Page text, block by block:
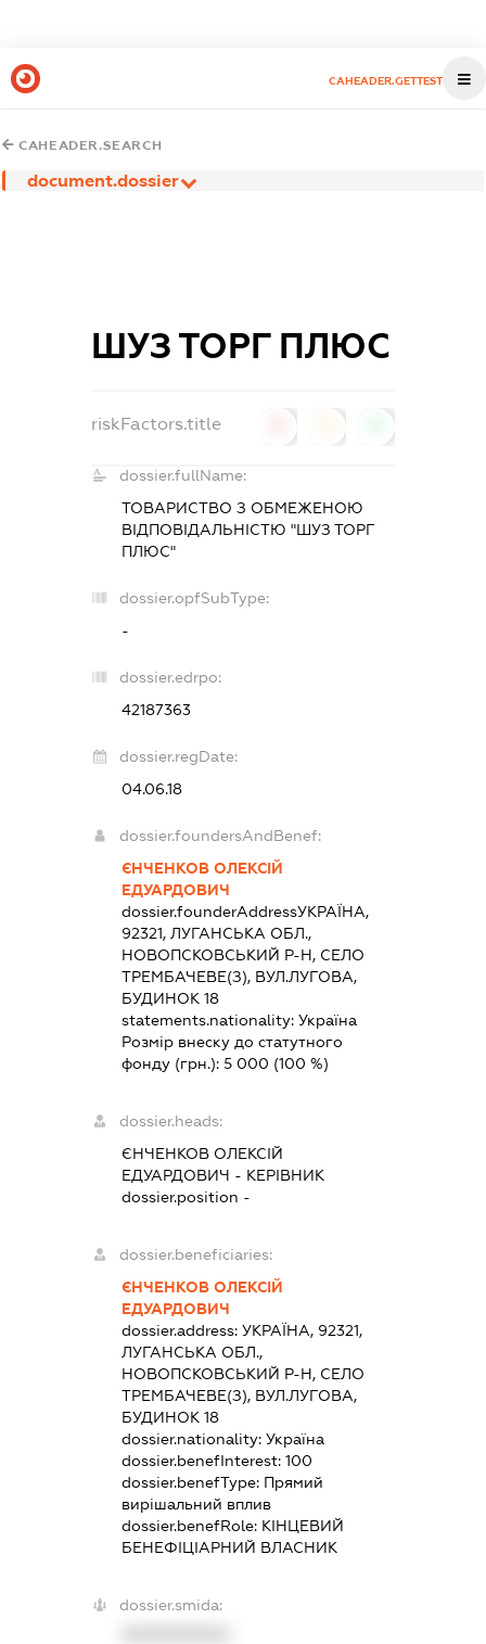
CAHEADER.GETTEST
CAHEADER.SEARCH
document.dossier
ШУЗ ТОРГ ПЛЮС
riskFactors.title
dossier.fullName:
ТОВАРИСТВО З ОБМЕЖЕНОЮ
ВІДПОВІДАЛЬНІСТЮ "ШУЗ ТОРГ
ПЛЮС"
dossier.opfSubType:
-
dossier.edrpo:
42187363
dossier.regDate:
04.06.18
dossier.foundersAndBenef:
ЄНЧЕНКОВ ОЛЕКСІЙ
ЕДУАРДОВИЧ
dossier.founderAddressУКРАЇНА,
92321, ЛУГАНСЬКА ОБЛ.,
НОВОПСКОВСЬКИЙ Р-Н, СЕЛО
ТРЕМБАЧЕВЕ(З), ВУЛ.ЛУГОВА,
БУДИНОК 18
statements.nationality: Україна
Розмір внеску до статутного
фонду (грн.): 5 000 (100 %)
dossier.heads:
ЄНЧЕНКОВ ОЛЕКСІЙ
ЕДУАРДОВИЧ - КЕРІВНИК
dossier.position -
dossier.beneficiaries:
ЄНЧЕНКОВ ОЛЕКСІЙ
ЕДУАРДОВИЧ
dossier.address: УКРАЇНА, 92321,
ЛУГАНСЬКА ОБЛ.,
НОВОПСКОВСЬКИЙ Р-Н, СЕЛО
ТРЕМБАЧЕВЕ(З), ВУЛ.ЛУГОВА,
БУДИНОК 18
dossier.nationality: Україна
dossier.benefInterest: 100
dossier.benefType: Прямий
вирішальний вплив
dossier.benefRole: КІНЦЕВИЙ
БЕНЕФІЦІАРНИЙ ВЛАСНИК
dossier.smida: